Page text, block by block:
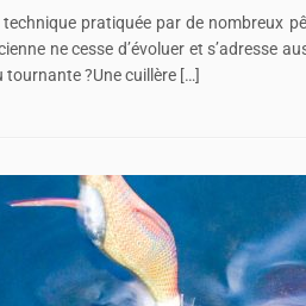
pratiquée par de nombreux
ne cesse d’évoluer et s’adresse
?Une cuillère […]